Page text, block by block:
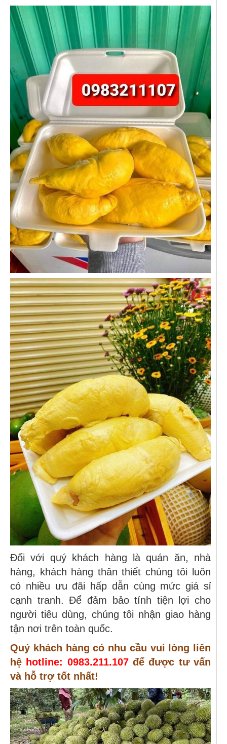
Đối với quý khách hàng là quán ăn, nhà
hàng, khách hàng thân thiết chúng tôi luôn
có nhiều ưu đãi hấp dẫn cùng mức giá sỉ
cạnh tranh. Để đảm bảo tính tiện lợi cho
người tiêu dùng, chúng tôi nhận giao hàng
tận nơi trên toàn quốc.
Quý khách hàng có nhu cầu vui lòng liên
hệ hotline: 0983.211.107để được tư vấn
và hỗ trợ tốt nhất!